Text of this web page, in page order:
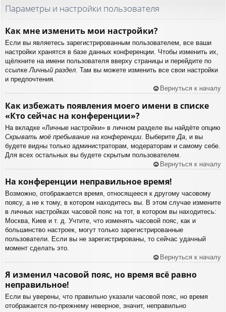
Параметры и настройки пользователя
Как мне изменить мои настройки?
Если вы являетесь зарегистрированным пользователем, все ваши
настройки хранятся в базе данных конференции. Чтобы изменить их,
щёлкните на имени пользователя вверху страницы и перейдите по
ссылке Личный раздел . Там вы можете изменить все свои настройки
и предпочтения.
Вернуться к началу
Как избежать появления моего имени в списке
«Кто сейчас на конференции»?
На вкладке «Личные настройки» в личном разделе вы найдёте опцию
Скрывать моё пребывание на конференции . Выберите Да , и вы
будете видны только администраторам, модераторам и самому себе.
Для всех остальных вы будете скрытым пользователем.
Вернуться к началу
На конференции неправильное время!
Возможно, отображается время, относящееся к другому часовому
поясу, а не к тому, в котором находитесь вы. В этом случае измените
в личных настройках часовой пояс на тот, в котором вы находитесь:
Москва, Киев и т. д. Учтите, что изменять часовой пояс, как и
большинство настроек, могут только зарегистрированные
пользователи. Если вы не зарегистрированы, то сейчас удачный
момент сделать это.
Вернуться к началу
Я изменил часовой пояс, но время всё равно
неправильное!
Если вы уверены, что правильно указали часовой пояс, но время
отображается по-прежнему неверное, значит, неправильно